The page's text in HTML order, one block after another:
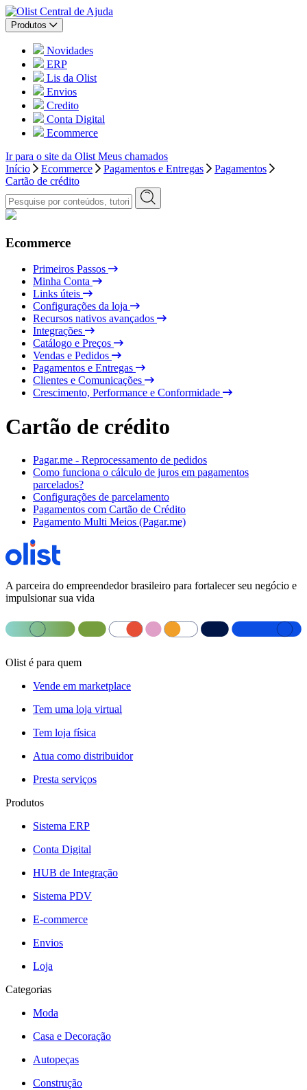
Central de Ajuda
Produtos
Novidades
ERP
Lis da Olist
Envios
Credito
Conta Digital
Ecommerce
Ir para o site da Olist Meus chamados
Início
Ecommerce Pagamentos e Entregas
Pagamentos
Cartão de crédito
Ecommerce
Primeiros Passos
Minha Conta
Links úteis
Configurações da loja
Recursos nativos avançados
Integrações
Catálogo e Preços
Vendas e Pedidos
Pagamentos e Entregas
Clientes e Comunicações
Crescimento, Performance e Conformidade
Cartão de crédito
Pagar.me - Reprocessamento de pedidos
Como funciona o cálculo de juros em pagamentos
parcelados?
Configurações de parcelamento
Pagamentos com Cartão de Crédito
Pagamento Multi Meios (Pagar.me)
A parceira do empreendedor brasileiro para fortalecer seu negócio e
impulsionar sua vida
Olist é para quem
Vende em marketplace
Tem uma loja virtual
Tem loja física
Atua como distribuidor
Presta serviços
Produtos
Sistema ERP
Conta Digital
HUB de Integração
Sistema PDV
E-commerce
Envios
Loja
Categorias
Moda
Casa e Decoração
Autopeças
Construção